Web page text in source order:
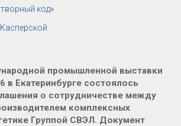
код»
промышленной выставки
Екатеринбурге состоялось
о сотрудничестве между
комплексных
Группой СВЭЛ. Документ